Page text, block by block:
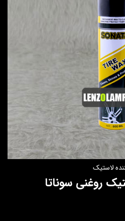
لاستیک
روغنی سوناتا